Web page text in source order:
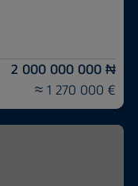
2 000 000 000 ₦
≈ 1 270 000 €